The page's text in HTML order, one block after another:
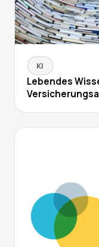
KI
Lebendes